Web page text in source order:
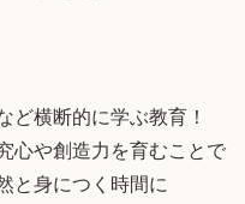
ど横断的に学ぶ教育！
心や創造力を育むことで
と身につく時間に